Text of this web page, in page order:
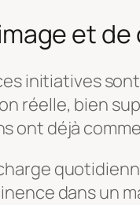
et
initiatives
réelle, bien
ont déjà
dans un